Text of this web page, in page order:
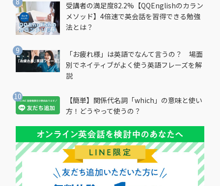
受講者の満足度82.2%【QQEnglishのカラン
メソッド】4倍速で英会話を習得できる勉強
法とは？
「お疲れ様」は英語でなんて言うの？ 場面
別でネイティブがよく使う英語フレーズを解
説
【簡単】関係代名詞「which」の意味と使い
方！どうやって使うの？